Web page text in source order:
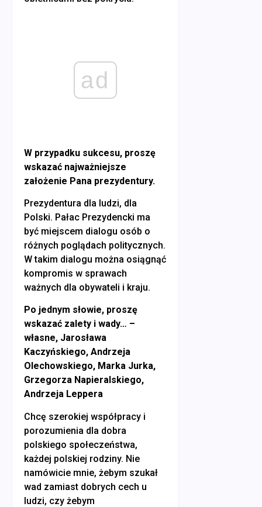
ad
W przypadku sukcesu, proszę
wskazać najważniejsze
założenie Pana prezydentury.
Prezydentura dla ludzi, dla
Polski. Pałac Prezydencki ma
być miejscem dialogu osób o
różnych poglądach politycznych.
W takim dialogu można osiągnąć
kompromis w sprawach
ważnych dla obywateli i kraju.
Po jednym słowie, proszę
wskazać zalety i wady… –
własne, Jarosława
Kaczyńskiego, Andrzeja
Olechowskiego, Marka Jurka,
Grzegorza Napieralskiego,
Andrzeja Leppera
Chcę szerokiej współpracy i
porozumienia dla dobra
polskiego społeczeństwa,
każdej polskiej rodziny. Nie
namówicie mnie, żebym szukał
wad zamiast dobrych cech u
ludzi, czy żebym